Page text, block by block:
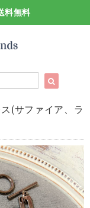
料無料
(サファイア、ラ